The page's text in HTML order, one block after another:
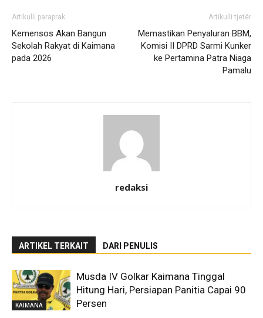
Artikulli paraprak
Kemensos Akan Bangun
Sekolah Rakyat di Kaimana
pada 2026
Artikulli tjetër
Memastikan Penyaluran BBM,
Komisi II DPRD Sarmi Kunker
ke Pertamina Patra Niaga
Pamalu
redaksi
ARTIKEL TERKAIT DARI PENULIS
KAIMANA
Musda IV Golkar Kaimana Tinggal
Hitung Hari, Persiapan Panitia Capai 90
Persen